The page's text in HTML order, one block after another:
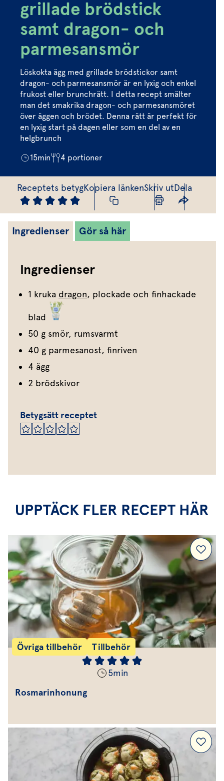
Dressing
Vinägrett
Örtolja
Marinad
Kryddsmör
Örtsalt & rub
Timjan
Oregano
Citronmeliss
Vårt sortiment
Våra färska örter
Vår sallat & gröna blad
Dressingen gör salladen
grillade brödstick
samt dragon- och
parmesansmör
Löskokta ägg med grillade brödstickor samt
dragon- och parmesansmör är en lyxig och enkel
frukost eller brunchrätt. I detta recept smälter
man det smakrika dragon- och parmesansmöret
över äggen och brödet. Denna rätt är perfekt för
en lyxig start på dagen eller som en del av en
helgbrunch
15min 4 portioner
Receptets betygKopiera länkenSkriv utDela
Ingredienser Gör så här
Ingredienser
1 kruka dragon, plockade och finhackade
blad
50 g smör, rumsvarmt
40 g parmesanost, finriven
4 ägg
2 brödskivor
Betygsätt receptet
UPPTÄCK FLER RECEPT HÄR
Övriga tillbehör Tillbehör
5min
Rosmarinhonung